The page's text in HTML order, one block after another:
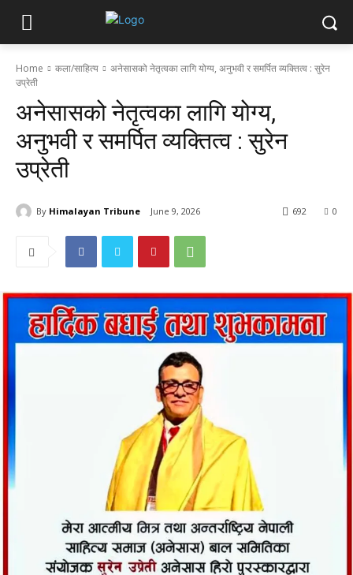
Home कला/साहित्य
अनेसासको नेतृत्वका लागि योग्य, अनुभवी र समर्पित व्यक्तित्व : सुरेन
उप्रेती
अनेसासको नेतृत्वका लागि योग्य,
अनुभवी र समर्पित व्यक्तित्व : सुरेन
उप्रेती
By Himalayan Tribune June 9, 2026 0
692